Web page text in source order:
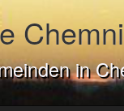
in